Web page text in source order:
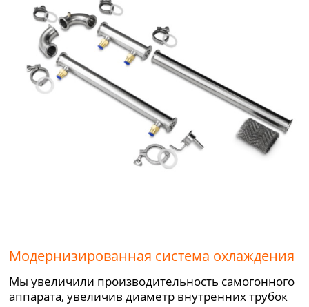
Модернизированная система охлаждения
Мы увеличили производительность самогонного
аппарата, увеличив диаметр внутренних трубок